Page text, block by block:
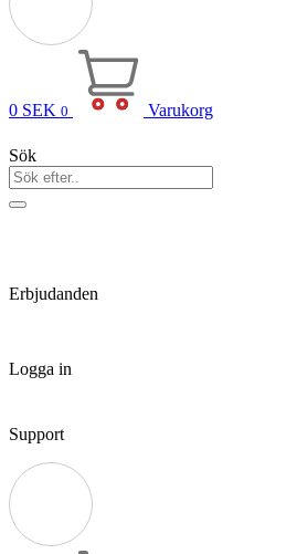
0 SEK 0 Varukorg
Sök
Erbjudanden
Logga in
Support